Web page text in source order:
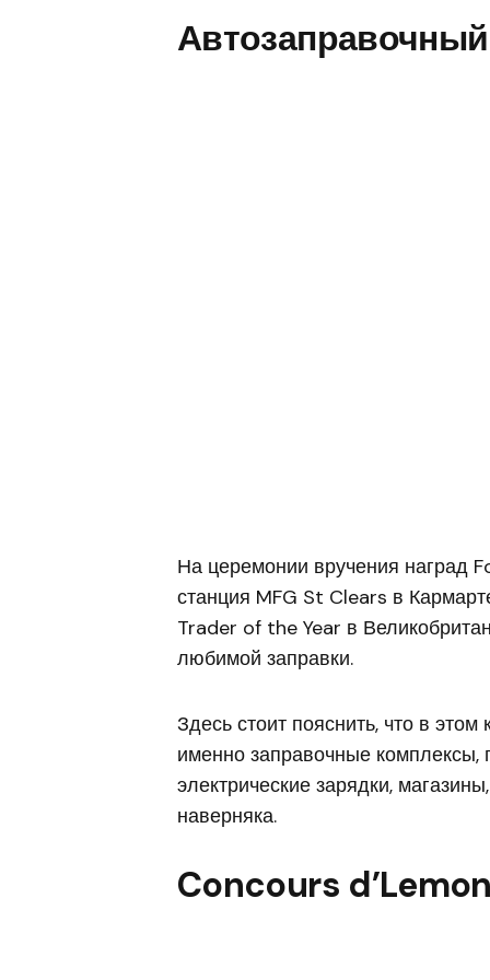
На церемонии вручения наград
станция MFG St Clears в
Trader of the Year в
любимой заправки.
Здесь стоит пояснить, что в
именно заправочные комплексы,
электрические зарядки,
наверняка.
Concours